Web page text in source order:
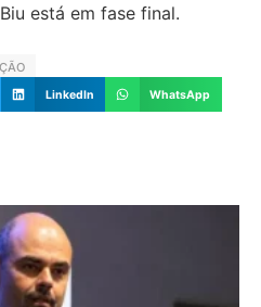
está em fase final.
LinkedIn WhatsApp